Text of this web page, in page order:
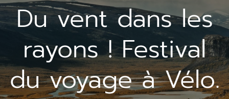
Du vent dans les
rayons ! Festival
du voyage à Vélo.